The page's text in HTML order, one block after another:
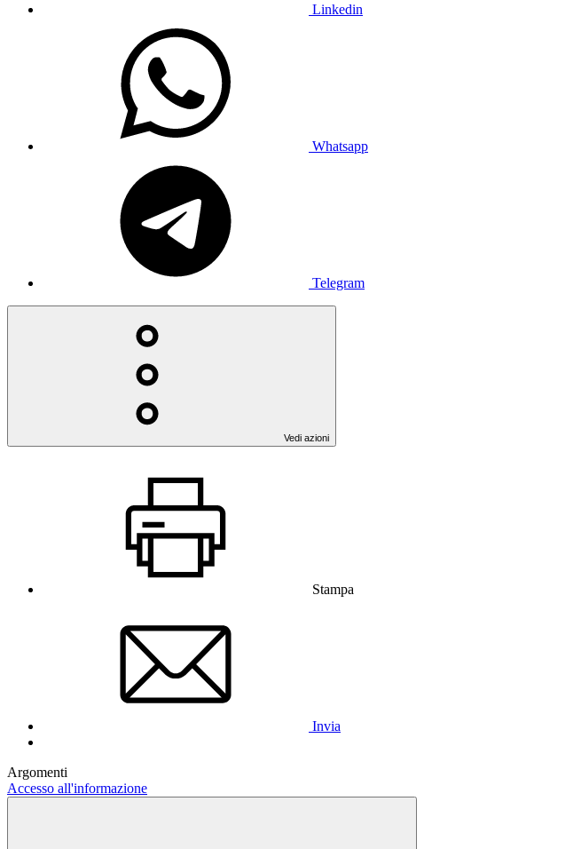
Linkedin
Whatsapp
Telegram
Vedi azioni
Stampa
Invia
Argomenti
Accesso all'informazione